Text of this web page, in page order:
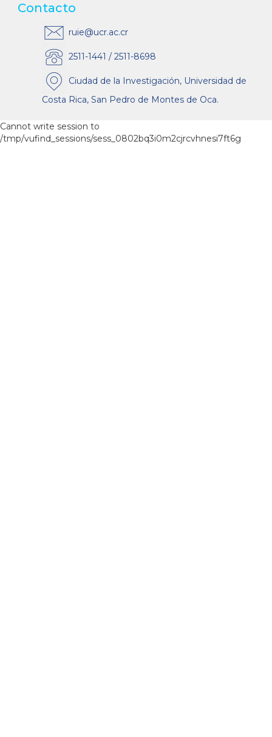
Contacto
ruie@ucr.ac.cr
2511-1441 / 2511-8698
Ciudad de la Investigación, Universidad de
Costa Rica, San Pedro de Montes de Oca.
Cannot write session to
/tmp/vufind_sessions/sess_0802bq3i0m2cjrcvhnesi7ft6g